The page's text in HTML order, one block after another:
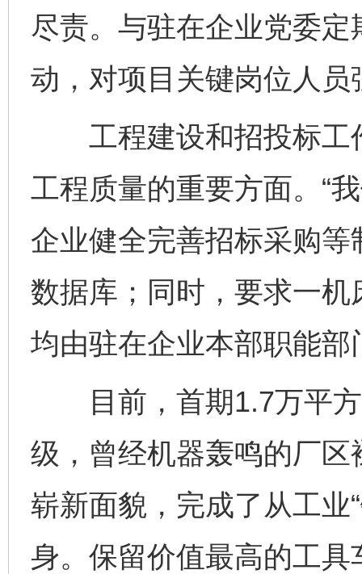
尽责。与驻在企业党委
动，对项目关键岗位人员
工程建设和招投标工
工程质量的重要方面。“
企业健全完善招标采购等
数据库；同时，要求一
均由驻在企业本部职能部
目前，首期1.7万平方
级，曾经机器轰鸣的厂
崭新面貌，完成了从工业
身。保留价值最高的工